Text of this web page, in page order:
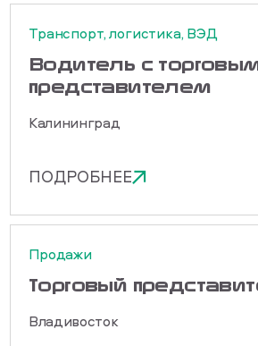
Транспорт, логистика, ВЭД
Водитель с
представителем
Калининград
ПОДРОБНЕЕ
Продажи
Торговый
Владивосток